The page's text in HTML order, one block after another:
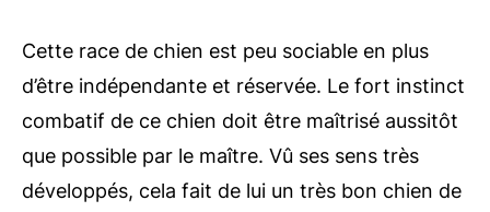
Cette race de chien est peu sociable en plus
d’être indépendante et réservée. Le fort instinct
combatif de ce chien doit être maîtrisé aussitôt
que possible par le maître. Vû ses sens très
développés, cela fait de lui un très bon chien de